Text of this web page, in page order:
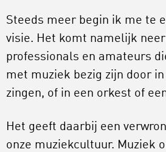
Steeds meer begin ik me te
visie. Het komt namelijk
professionals en amateurs
met muziek bezig zijn door
zingen, of in een orkest of
Het geeft daarbij een
onze muziekcultuur. Muziek